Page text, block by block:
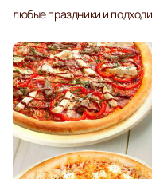
любые праздники и